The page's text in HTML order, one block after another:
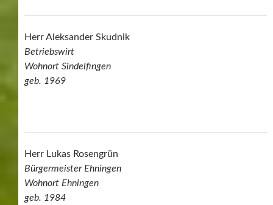
Herr Aleksander Skudnik
Betriebswirt
Wohnort Sindelfingen
geb. 1969
Herr Lukas Rosengrün
Bürgermeister Ehningen
Wohnort Ehningen
geb. 1984